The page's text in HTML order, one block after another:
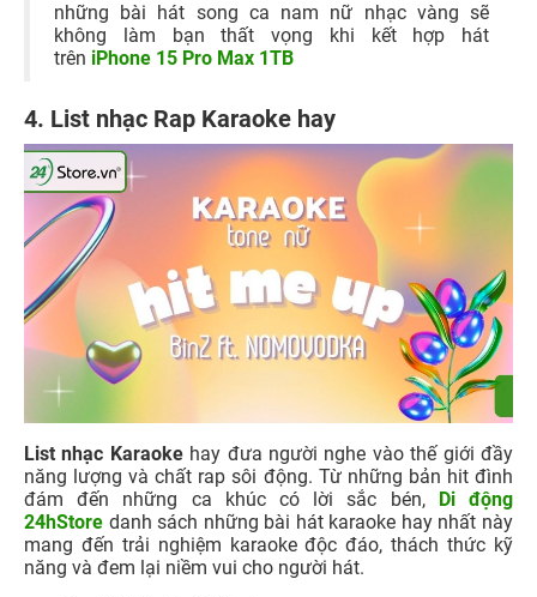
những bài hát song ca nam nữ nhạc vàng sẽ
không làm bạn thất vọng khi kết hợp hát
trên iPhone 15 Pro Max 1TB
4. List nhạc Rap Karaoke hay
List nhạc Karaokehay đưa người nghe vào thế giới đầy
năng lượng và chất rap sôi động. Từ những bản hit đình
đám đến những ca khúc có lời sắc bén,
Di động
24hStore danh sách những bài hát karaoke hay nhất này
mang đến trải nghiệm karaoke độc đáo, thách thức kỹ
năng và đem lại niềm vui cho người hát.